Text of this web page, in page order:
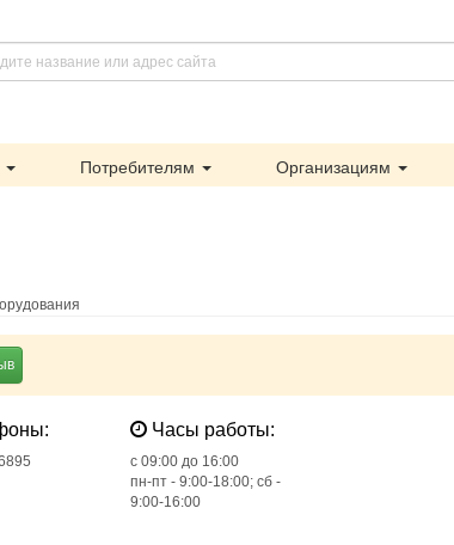
Потребителям Организациям
Часы работы:
c 09:00 до 16:00
пн-пт - 9:00-18:00; сб -
9:00-16:00